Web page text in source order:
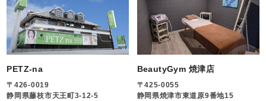
PETZ-na
〒426-0019
静岡県藤枝市天王町3-12-5
BeautyGym 焼津店
〒425-0055
静岡県焼津市東道原9番地15